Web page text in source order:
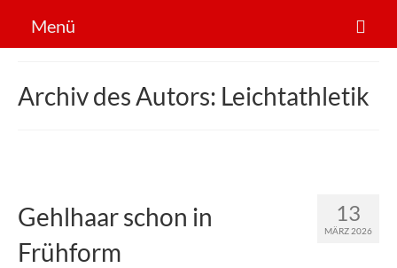
Menü
Sportarten
Archiv des Autors: Leichtathletik
13
MÄRZ 2026
Gehlhaar schon in
Frühform